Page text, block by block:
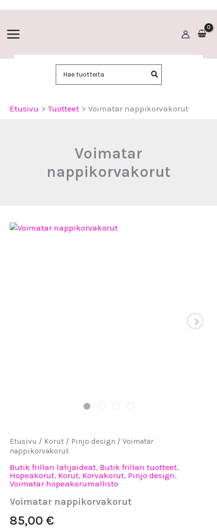
Etusivu Tuotteet Voimatar nappikorvakorut
Voimatar
nappikorvakorut
Etusivu / Korut / Pinjo design / Voimatar
nappikorvakorut
Butik frillan lahjaideat, Butik frillan tuotteet,
Hopeakorut, Korut, Korvakorut, Pinjo design,
Voimatar hopeakorumallisto
Voimatar nappikorvakorut
85,00 €
Voimatar